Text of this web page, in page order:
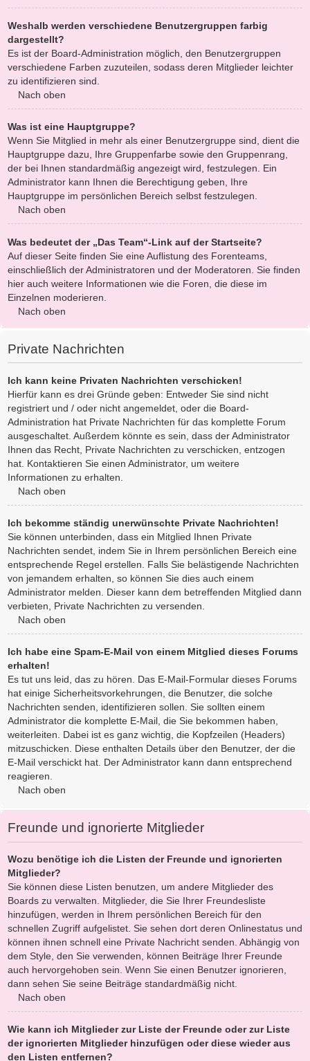
Weshalb werden verschiedene Benutzergruppen farbig
dargestellt?
Es ist der Board-Administration möglich, den Benutzergruppen
verschiedene Farben zuzuteilen, sodass deren Mitglieder leichter
zu identifizieren sind.
Nach oben
Was ist eine Hauptgruppe?
Wenn Sie Mitglied in mehr als einer Benutzergruppe sind, dient die
Hauptgruppe dazu, Ihre Gruppenfarbe sowie den Gruppenrang,
der bei Ihnen standardmäßig angezeigt wird, festzulegen. Ein
Administrator kann Ihnen die Berechtigung geben, Ihre
Hauptgruppe im persönlichen Bereich selbst festzulegen.
Nach oben
Was bedeutet der „Das Team“-Link auf der Startseite?
Auf dieser Seite finden Sie eine Auflistung des Forenteams,
einschließlich der Administratoren und der Moderatoren. Sie finden
hier auch weitere Informationen wie die Foren, die diese im
Einzelnen moderieren.
Nach oben
Private Nachrichten
Ich kann keine Privaten Nachrichten verschicken!
Hierfür kann es drei Gründe geben: Entweder Sie sind nicht
registriert und / oder nicht angemeldet, oder die Board-
Administration hat Private Nachrichten für das komplette Forum
ausgeschaltet. Außerdem könnte es sein, dass der Administrator
Ihnen das Recht, Private Nachrichten zu verschicken, entzogen
hat. Kontaktieren Sie einen Administrator, um weitere
Informationen zu erhalten.
Nach oben
Ich bekomme ständig unerwünschte Private Nachrichten!
Sie können unterbinden, dass ein Mitglied Ihnen Private
Nachrichten sendet, indem Sie in Ihrem persönlichen Bereich eine
entsprechende Regel erstellen. Falls Sie belästigende Nachrichten
von jemandem erhalten, so können Sie dies auch einem
Administrator melden. Dieser kann dem betreffenden Mitglied dann
verbieten, Private Nachrichten zu versenden.
Nach oben
Ich habe eine Spam-E-Mail von einem Mitglied dieses Forums
erhalten!
Es tut uns leid, das zu hören. Das E-Mail-Formular dieses Forums
hat einige Sicherheitsvorkehrungen, die Benutzer, die solche
Nachrichten senden, identifizieren sollen. Sie sollten einem
Administrator die komplette E-Mail, die Sie bekommen haben,
weiterleiten. Dabei ist es ganz wichtig, die Kopfzeilen (Headers)
mitzuschicken. Diese enthalten Details über den Benutzer, der die
E-Mail verschickt hat. Der Administrator kann dann entsprechend
reagieren.
Nach oben
Freunde und ignorierte Mitglieder
Wozu benötige ich die Listen der Freunde und ignorierten
Mitglieder?
Sie können diese Listen benutzen, um andere Mitglieder des
Boards zu verwalten. Mitglieder, die Sie Ihrer Freundesliste
hinzufügen, werden in Ihrem persönlichen Bereich für den
schnellen Zugriff aufgelistet. Sie sehen dort deren Onlinestatus und
können ihnen schnell eine Private Nachricht senden. Abhängig von
dem Style, den Sie verwenden, können Beiträge Ihrer Freunde
auch hervorgehoben sein. Wenn Sie einen Benutzer ignorieren,
dann sehen Sie seine Beiträge standardmäßig nicht.
Nach oben
Wie kann ich Mitglieder zur Liste der Freunde oder zur Liste
der ignorierten Mitglieder hinzufügen oder diese wieder aus
den Listen entfernen?